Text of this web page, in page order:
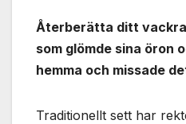
Återberätta ditt
som glömde sina öron
hemma och missade
Traditionellt sett har